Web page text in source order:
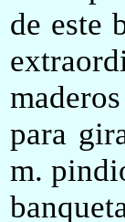
de este
para
m.